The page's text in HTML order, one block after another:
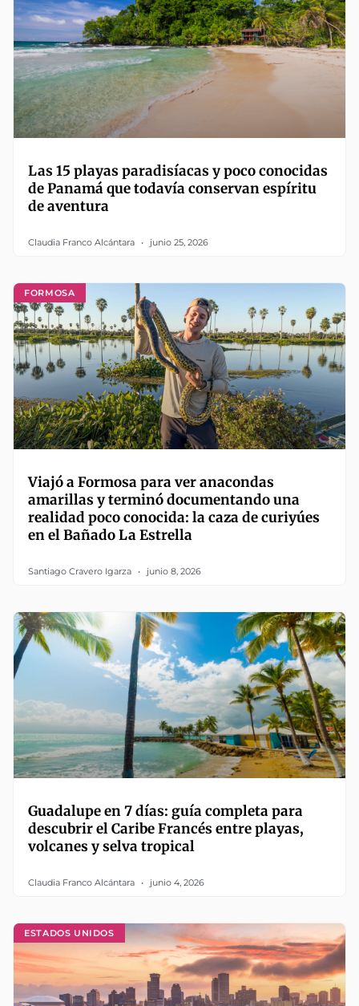
Las 15 playas paradisíacas y poco conocidas
de Panamá que todavía conservan espíritu
de aventura
Claudia Franco Alcántara junio 25, 2026
FORMOSA
Viajó a Formosa para ver anacondas
amarillas y terminó documentando una
realidad poco conocida: la caza de curiyúes
en el Bañado La Estrella
Santiago Cravero Igarza junio 8, 2026
Guadalupe en 7 días: guía completa para
descubrir el Caribe Francés entre playas,
volcanes y selva tropical
Claudia Franco Alcántara junio 4, 2026
ESTADOS UNIDOS